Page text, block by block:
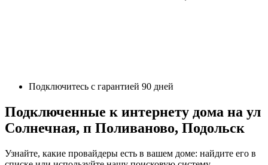
Подключитесь с гарантией 90 дней
Подключенные к интернету дома на ул
Солнечная, п Поливаново, Подольск
Узнайте, какие провайдеры есть в вашем доме: найдите его в